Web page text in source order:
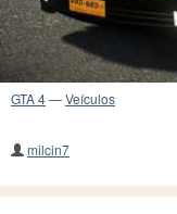
GTA 4—Veículos
milcin7